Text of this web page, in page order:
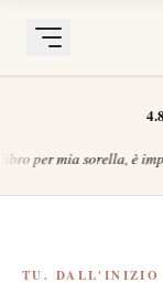
Scegli
Libro, candela,
” —Cinzia C. “
TU. DALL'INIZIO